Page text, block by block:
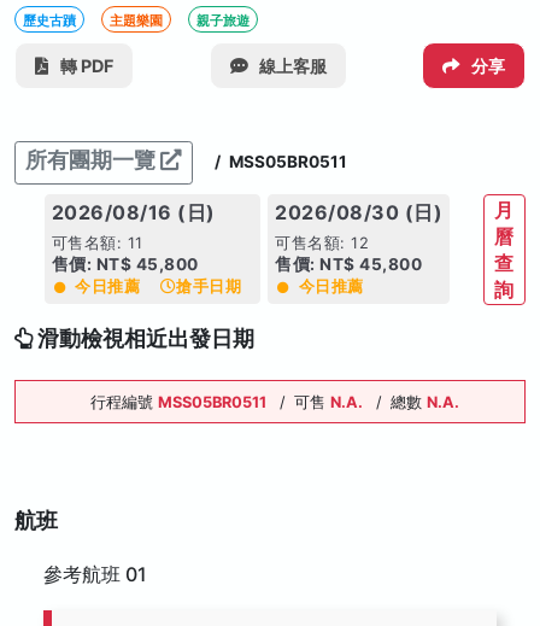
歷史古蹟 主題樂園 親子旅遊
轉 PDF 線上客服 分享
所有團期一覽 / MSS05BR0511
2026/08/16 (日)
可售名額: 11
售價: NT$ 45,800
今日推薦 搶手日期
2026/08/30 (日)
可售名額: 12
售價: NT$ 45,800
今日推薦
月
曆
查
詢
滑動檢視相近出發日期
行程編號 MSS05BR0511 / 可售 N.A. / 總數 N.A.
航班
參考航班 01